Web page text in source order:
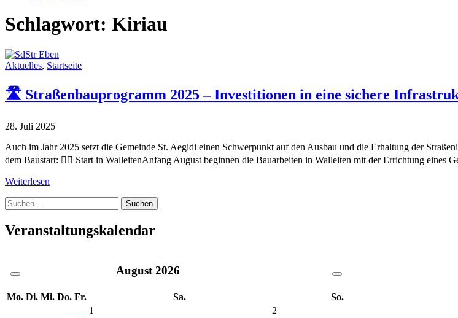
Schlagwort: Kiriau
Aktuelles, Startseite
🛣️ Straßenbauprogramm 2025 – Investitionen in eine sichere
28. Juli 2025
Auch im Jahr 2025 setzt die Gemeinde St. Aegidi einen Schwerpunkt auf den Ausbau und die Erhaltung der
dem Baustart: 🚶‍♂️ Start in WalleitenAnfang August beginnen die Bauarbeiten in Walleiten mit der Errichtung eines
Weiterlesen
Suche
nach:
Veranstaltungskalendar
August 2026
Mo. Di. Mi. Do. Fr. Sa.
So.
1
2